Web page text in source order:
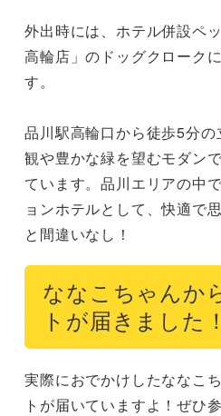
外出時には、ホテル併設ペ
高輪店」のドッグクローク
す。
品川駅高輪口から徒歩5分
観や豊かな緑を望むモダン
ています。品川エリアの中
ョンホテルとして、快適で
と間違いなし！
ななこちゃんか
トが届きました！
実際におでかけしたななこ
トが届いていますよ！ぜひ